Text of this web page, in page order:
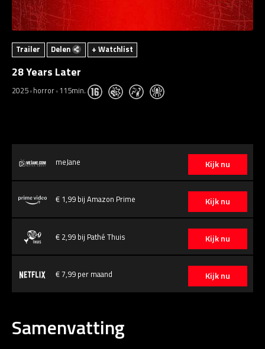
Trailer Delen + Watchlist
28 Years Later
2025 horror 115min.
Kijk nu
meJane
Kijk nu
€ 1,99 bij Amazon Prime
Kijk nu
€ 2,99 bij Pathé Thuis
Kijk nu
€ 7,99 per maand
Samenvatting